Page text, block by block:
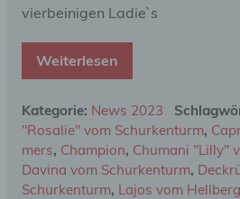
vierbeinigen Ladie`s
Weiterlesen
Kategorie: News 2023
"Rosalie" vom Schurkenturm,
mers, Champion, Chumani "Lilly"
Davina vom Schurkenturm,
Schurkenturm, Lajos vom